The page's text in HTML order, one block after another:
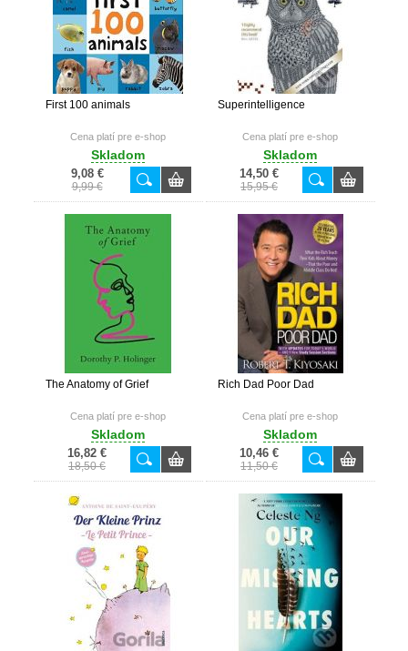
First 100 animals
Cena platí pre e-shop
Skladom
9,08 €
9,99 €
Superintelligence
Cena platí pre e-shop
Skladom
14,50 €
15,95 €
The Anatomy of Grief
Cena platí pre e-shop
Skladom
16,82 €
18,50 €
Rich Dad Poor Dad
Cena platí pre e-shop
Skladom
10,46 €
11,50 €